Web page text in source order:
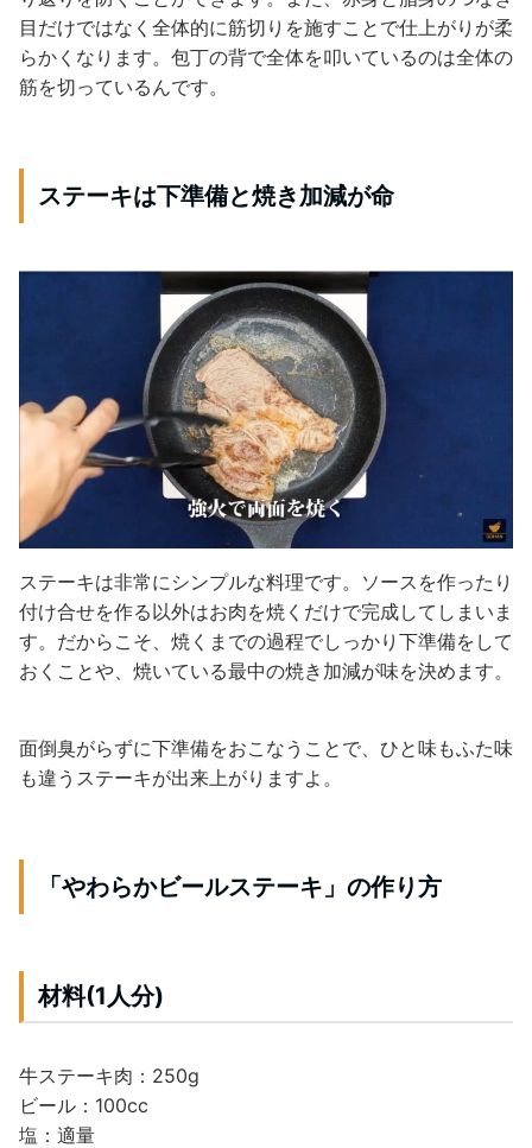
目だけではなく全体的に筋切りを施すことで仕上がりが柔
らかくなります。包丁の背で全体を叩いているのは全体の
筋を切っているんです。
ステーキは下準備と焼き加減が命
ステーキは非常にシンプルな料理です。ソースを作ったり
付け合せを作る以外はお肉を焼くだけで完成してしまいま
す。だからこそ、焼くまでの過程でしっかり下準備をして
おくことや、焼いている最中の焼き加減が味を決めます。
面倒臭がらずに下準備をおこなうことで、ひと味もふた味
も違うステーキが出来上がりますよ。
「やわらかビールステーキ」の作り方
材料(1人分)
牛ステーキ肉：250g
ビール：100cc
塩：適量